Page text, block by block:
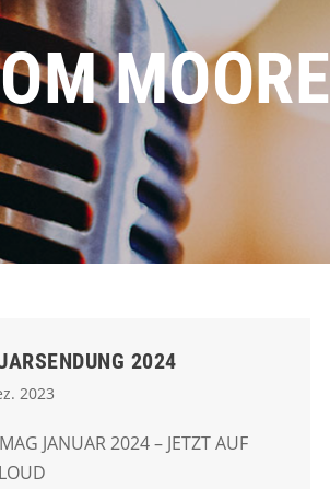
MOORE
2024
2023
JANUAR 2024 – JETZT AUF